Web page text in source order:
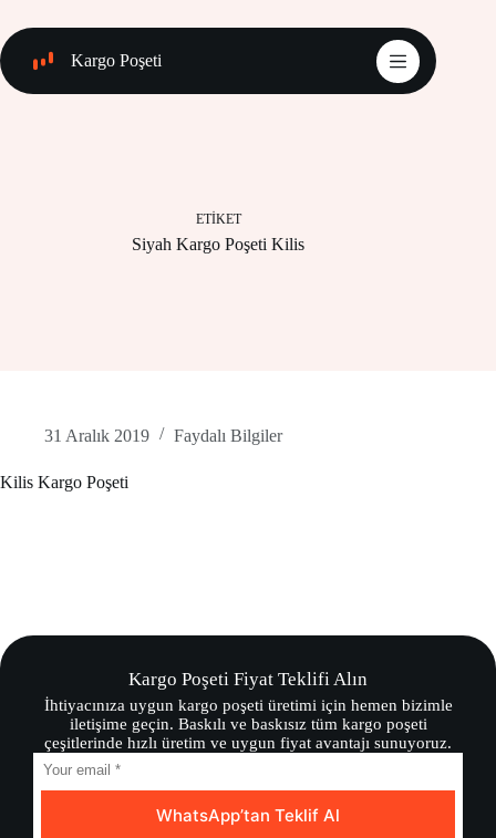
content
Kargo Poşeti
ETIKET
Siyah Kargo Poşeti Kilis
31 Aralık 2019 Faydalı Bilgiler
Kilis Kargo Poşeti
Kargo Poşeti Fiyat Teklifi Alın
İhtiyacınıza uygun kargo poşeti üretimi için hemen bizimle
iletişime geçin. Baskılı ve baskısız tüm kargo poşeti
çeşitlerinde hızlı üretim ve uygun fiyat avantajı sunuyoruz.
WhatsApp’tan Teklif Al